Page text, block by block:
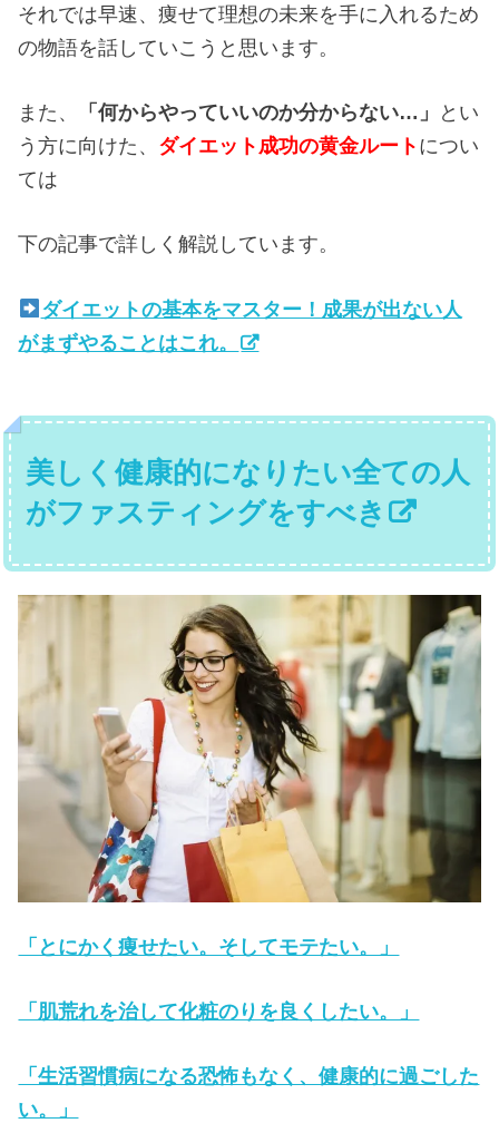
それでは早速、痩せて理想の未来を手に入れるため
の物語を話していこうと思います。
また、 「何からやっていいのか分からない…」
とい
う方に向けた、 ダイエット成功の黄金ルート につい
ては
下の記事で詳しく解説しています。
ダイエットの基本をマスター！成果が出ない人
がまずやることはこれ。
美しく健康的になりたい全ての人
がファスティングをすべき
「とにかく痩せたい。そしてモテたい。」
「肌荒れを治して化粧のりを良くしたい。」
「生活習慣病になる恐怖もなく、健康的に過ごした
い。」